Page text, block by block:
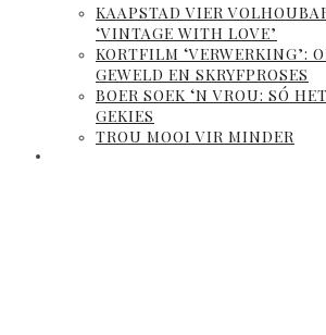
KAAPSTAD VIER
‘VINTAGE WITH LOVE’
KORTFILM ‘VERWERKING’:
GEWELD EN SKRYFPROSES
BOER SOEK ‘N VROU: SÓ
GEKIES
TROU MOOI VIR MINDER